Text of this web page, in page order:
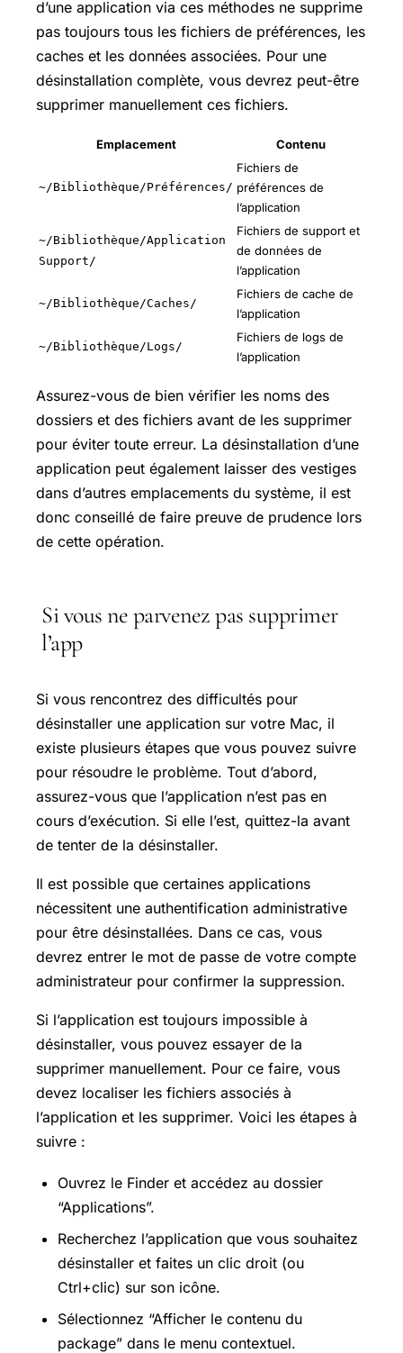
d’une application via ces méthodes ne supprime
pas toujours tous les fichiers de préférences, les
caches et les données associées. Pour une
désinstallation complète, vous devrez peut-être
supprimer manuellement ces fichiers.
Emplacement Contenu
~/Bibliothèque/Préférences/
Fichiers de
préférences de
l’application
~/Bibliothèque/Application
Support/
Fichiers de support et
de données de
l’application
~/Bibliothèque/Caches/
Fichiers de cache de
l’application
~/Bibliothèque/Logs/
Fichiers de logs de
l’application
Assurez-vous de bien vérifier les noms des
dossiers et des fichiers avant de les supprimer
pour éviter toute erreur. La désinstallation d’une
application peut également laisser des vestiges
dans d’autres emplacements du système, il est
donc conseillé de faire preuve de prudence lors
de cette opération.
Si vous ne parvenez pas supprimer
l’app
Si vous rencontrez des difficultés pour
désinstaller une application sur votre Mac, il
existe plusieurs étapes que vous pouvez suivre
pour résoudre le problème. Tout d’abord,
assurez-vous que l’application n’est pas en
cours d’exécution. Si elle l’est, quittez-la avant
de tenter de la désinstaller.
Il est possible que certaines applications
nécessitent une authentification administrative
pour être désinstallées. Dans ce cas, vous
devrez entrer le mot de passe de votre compte
administrateur pour confirmer la suppression.
Si l’application est toujours impossible à
désinstaller, vous pouvez essayer de la
supprimer manuellement. Pour ce faire, vous
devez localiser les fichiers associés à
l’application et les supprimer. Voici les étapes à
suivre :
Ouvrez le Finder et accédez au dossier
“Applications”.
Recherchez l’application que vous souhaitez
désinstaller et faites un clic droit (ou
Ctrl+clic) sur son icône.
Sélectionnez “Afficher le contenu du
package” dans le menu contextuel.